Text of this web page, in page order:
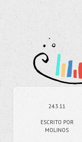
24.3.11
ESCRITO POR
MOLINOS